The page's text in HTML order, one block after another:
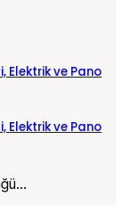
Elektrik ve Pano
Elektrik ve Pano